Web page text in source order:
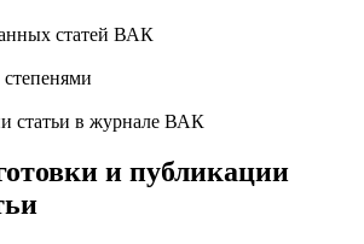
статей ВАК
статьи в журнале ВАК
и публикации